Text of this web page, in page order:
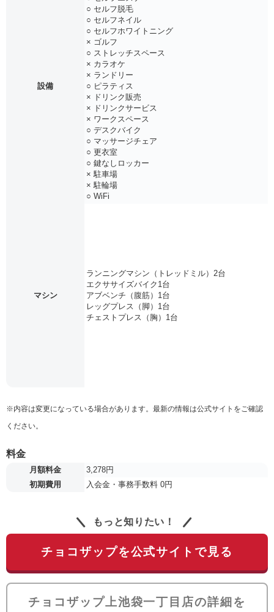
設備
○ セルフ脱毛
○ セルフネイル
○ セルフホワイトニング
× ゴルフ
○ ストレッチスペース
× カラオケ
× ランドリー
○ ピラティス
× ドリンク販売
× ドリンクサービス
× ワークスペース
○ デスクバイク
○ マッサージチェア
○ 更衣室
○ 鍵なしロッカー
× 駐車場
× 駐輪場
○ WiFi
マシン
ランニングマシン（トレッドミル）2台
エクササイズバイク1台
アブベンチ（腹筋）1台
レッグプレス（脚）1台
チェストプレス（胸）1台
※内容は変更になっている場合があります。最新の情報は公式サイトをご確認
ください。
料金
月額料金
3,278円
初期費用
入会金・事務手数料 0円
もっと知りたい！
チョコザップを公式サイトで見る
チョコザップ上池袋一丁目店の詳細を